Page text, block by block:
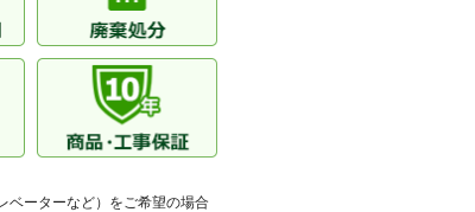
ス
ベーターなど）をご希望の場合